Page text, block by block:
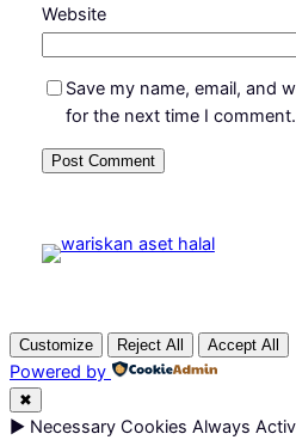
Website
Save my name, email, and
for the next time I comment.
Customize Reject All Accept All
Powered by
✖
► Necessary Cookies Always